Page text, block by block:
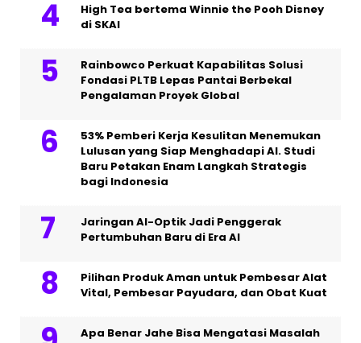
High Tea bertema Winnie the Pooh Disney
di SKAI
Rainbowco Perkuat Kapabilitas Solusi
Fondasi PLTB Lepas Pantai Berbekal
Pengalaman Proyek Global
53% Pemberi Kerja Kesulitan Menemukan
Lulusan yang Siap Menghadapi AI. Studi
Baru Petakan Enam Langkah Strategis
bagi Indonesia
Jaringan AI-Optik Jadi Penggerak
Pertumbuhan Baru di Era AI
Pilihan Produk Aman untuk Pembesar Alat
Vital, Pembesar Payudara, dan Obat Kuat
Apa Benar Jahe Bisa Mengatasi Masalah